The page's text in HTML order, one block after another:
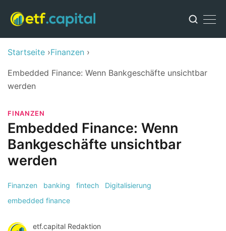
Startseite Finanzen
Embedded Finance: Wenn Bankgeschäfte unsichtbar
werden
FINANZEN
Embedded Finance: Wenn
Bankgeschäfte unsichtbar
werden
Finanzen banking fintech
Digitalisierung
embedded finance
etf.capital Redaktion